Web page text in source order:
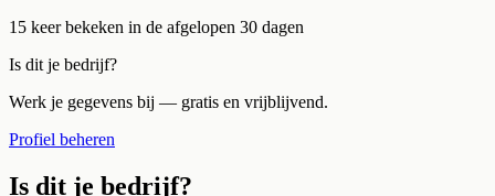
15 keer bekeken in de afgelopen 30 dagen
Is dit je bedrijf?
Werk je gegevens bij — gratis en vrijblijvend.
Profiel beheren
Is dit je bedrijf?